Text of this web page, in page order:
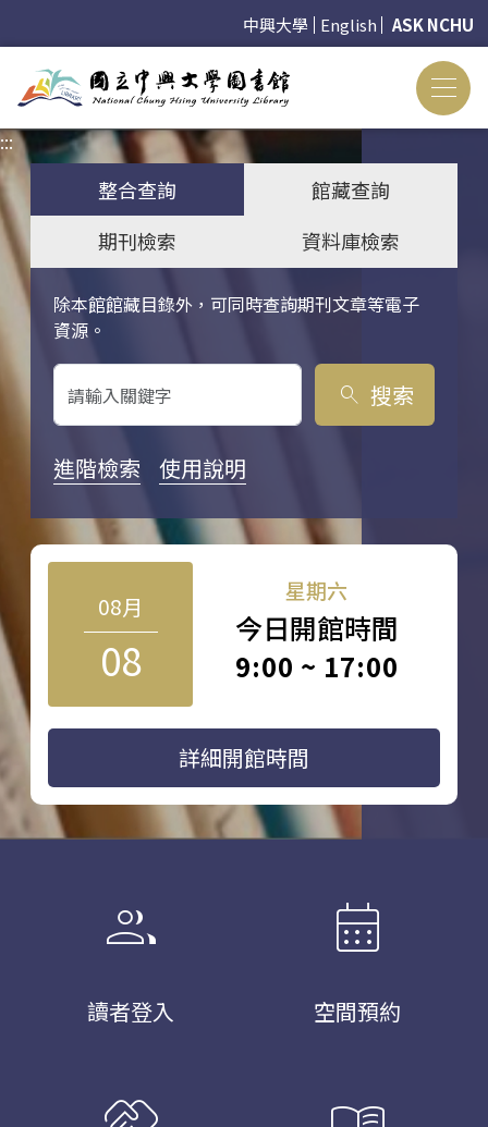
中興大學 English ASK NCHU
:::
整合查詢
館藏查詢
期刊檢索
資料庫檢索
除本館館藏目錄外，可同時查詢期刊文章等電子
資源。
關鍵字搜尋
search 搜索
進階檢索 使用說明
08月
08
星期六
今日開館時間
9:00 ~ 17:00
詳細開館時間
group
讀者登入
calendar_month
空間預約